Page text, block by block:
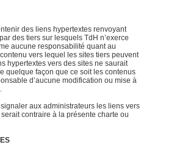
des liens hypertextes renvoyant
des tiers sur lesquels TdH n’exerce
aucune responsabilité quant au
vers lequel les sites tiers peuvent
hypertextes vers des sites ne saurait
quelque façon que ce soit les contenus
d’aucune modification ou mise à
aux administrateurs les liens vers
contraire à la présente charte ou